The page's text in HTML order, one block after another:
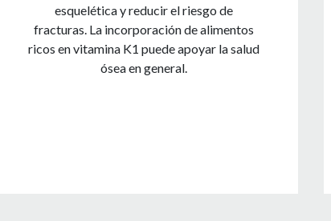
esquelética y reducir el riesgo de
fracturas. La incorporación de alimentos
ricos en vitamina K1 puede apoyar la salud
ósea en general.